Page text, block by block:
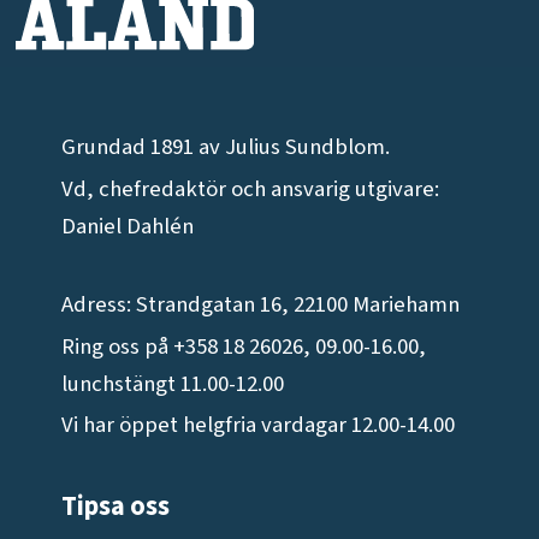
Grundad 1891 av Julius Sundblom.
Vd, chefredaktör och ansvarig utgivare:
Daniel Dahlén
Adress: Strandgatan 16, 22100 Mariehamn
Ring oss på +358 18 26026, 09.00-16.00,
lunchstängt 11.00-12.00
Vi har öppet helgfria vardagar 12.00-14.00
Tipsa oss